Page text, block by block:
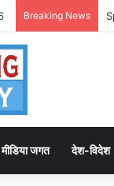
Breaking News
मीडिया जगत देश-विदेश